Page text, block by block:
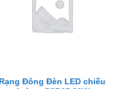
Rạng Đông Đèn LED chiếu